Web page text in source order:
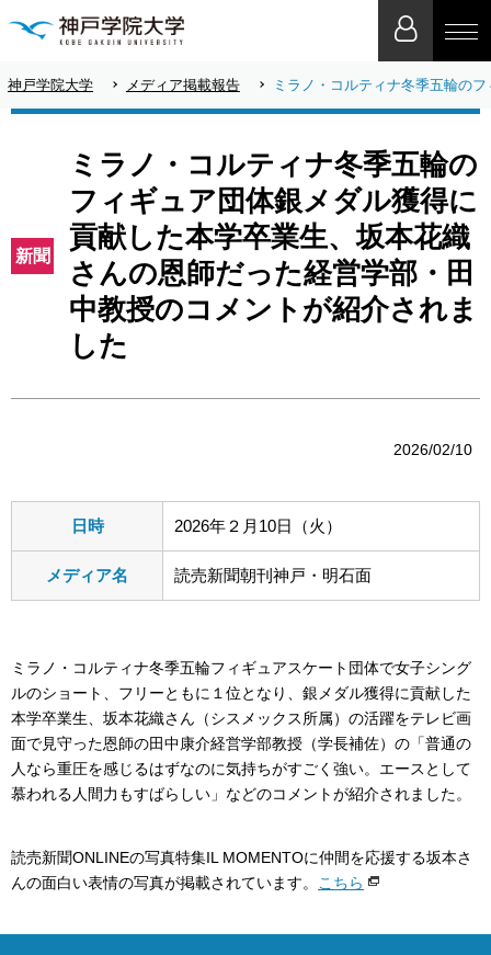
神戸学院大学 メディア掲載報告 ミラノ・コルティナ冬季五輪の
新聞
ミラノ・コルティナ冬季五輪の
フィギュア団体銀メダル獲得に
貢献した本学卒業生、坂本花織
さんの恩師だった経営学部・田
中教授のコメントが紹介されま
した
2026/02/10
日時 2026年２月10日（火）
メディア名 読売新聞朝刊神戸・明石面
ミラノ・コルティナ冬季五輪フィギュアスケート団体で女子シング
ルのショート、フリーともに１位となり、銀メダル獲得に貢献した
本学卒業生、坂本花織さん（シスメックス所属）の活躍をテレビ画
面で見守った恩師の田中康介経営学部教授（学長補佐）の「普通の
人なら重圧を感じるはずなのに気持ちがすごく強い。エースとして
慕われる人間力もすばらしい」などのコメントが紹介されました。
読売新聞ONLINEの写真特集IL MOMENTOに仲間を応援する坂本さ
んの面白い表情の写真が掲載されています。
こちら